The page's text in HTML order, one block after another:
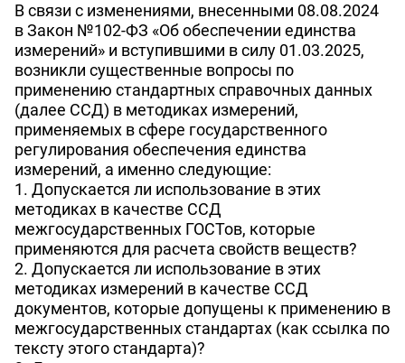
В связи с изменениями, внесенными 08.08.2024
в Закон №102-ФЗ «Об обеспечении единства
измерений» и вступившими в силу 01.03.2025,
возникли существенные вопросы по
применению стандартных справочных данных
(далее ССД) в методиках измерений,
применяемых в сфере государственного
регулирования обеспечения единства
измерений, а именно следующие:
1. Допускается ли использование в этих
методиках в качестве ССД
межгосударственных ГОСТов, которые
применяются для расчета свойств веществ?
2. Допускается ли использование в этих
методиках измерений в качестве ССД
документов, которые допущены к применению в
межгосударственных стандартах (как ссылка по
тексту этого стандарта)?